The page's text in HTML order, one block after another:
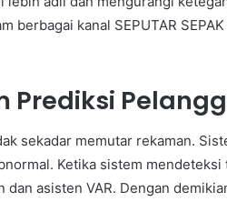
kanal SEPUTAR SEPAK
Prediksi
sekadar memutar rekaman.
Ketika sistem mendeteksi
asisten VAR. Dengan